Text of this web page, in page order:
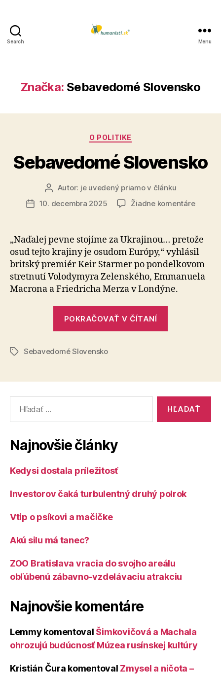
Search Menu
Značka: Sebavedomé Slovensko
Kategórie
O POLITIKE
Sebavedomé Slovensko
Autor
článku
Autor: je uvedený priamo v článku
Dátum
10. decembra 2025 Žiadne komentárena
„Naďalej pevne stojíme za Ukrajinou… pretože
osud tejto krajiny je osudom Európy,“ vyhlásil
britský premiér Keir Starmer po pondelkovom
stretnutí Volodymyra Ze­len­ské­ho, Emmanuela
Macrona a Friedricha Merza v Londýne.
POKRAČOVAŤ V ČÍTANÍ
ZnačkySebavedomé Slovensko
Najnovšie články
Kedysi dostala príležitosť
Investorov čaká turbulentný druhý polrok
Vtip o psíkovi a mačičke
Akú silu má tanec?
ZOO Bratislava vracia do svojho areálu
obľúbenú zábavno-vzdelávaciu atrakciu
Najnovšie komentáre
Lemmy komentoval Šimkovičová a Machala
ohrozujú budúcnosť Múzea rusínskej kultúry
Kristián Čura komentoval Zmysel a ničota –